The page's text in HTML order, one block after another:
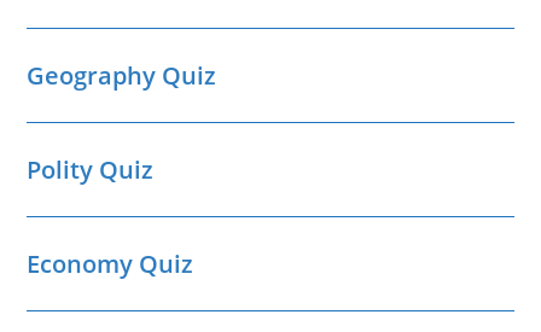
Geography Quiz
Polity Quiz
Economy Quiz